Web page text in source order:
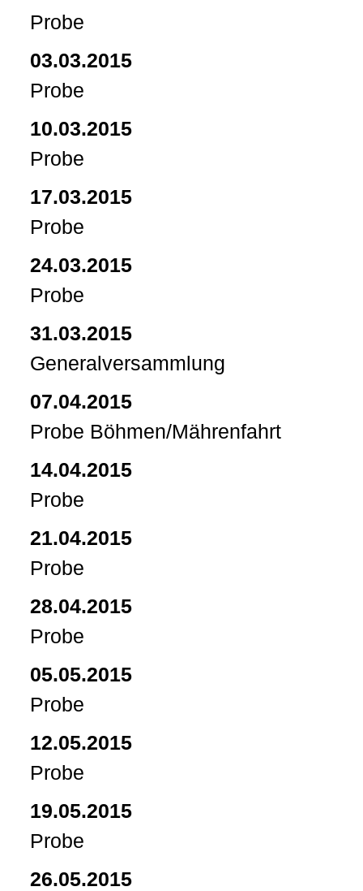
Probe
03.03.2015
Probe
10.03.2015
Probe
17.03.2015
Probe
24.03.2015
Probe
31.03.2015
Generalversammlung
07.04.2015
Probe Böhmen/Mährenfahrt
14.04.2015
Probe
21.04.2015
Probe
28.04.2015
Probe
05.05.2015
Probe
12.05.2015
Probe
19.05.2015
Probe
26.05.2015